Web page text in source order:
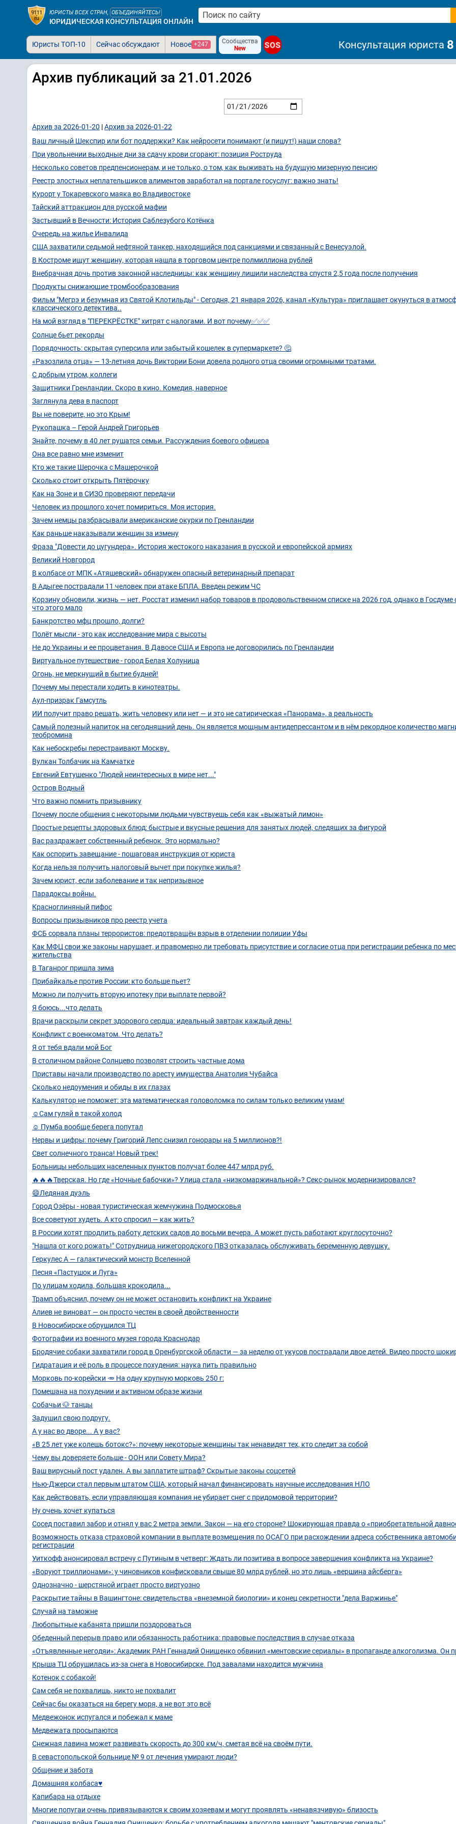
ЮРИСТЫ ВСЕХ СТРАН, ОБЪЕДИНЯЙТЕСЬ!
ЮРИДИЧЕСКАЯ КОНСУЛЬТАЦИЯ ОНЛАЙН
Юристы ТОП-10 Сейчас обсуждают Новое +247
Сообщества
New
SOS Консультация юриста
Архив публикаций за 21.01.2026
Архив за 2026-01-20 |Архив за 2026-01-22
Ваш личный Шекспир или бот поддержки? Как нейросети понимают (и пишут!) наши слова?
При увольнении выходные дни за сдачу крови сгорают: позиция Роструда
Несколько советов предпенсионерам, и не только, о том, как выживать на будущую мизерную пенсию
Реестр злостных неплательщиков алиментов заработал на портале госуслуг: важно знать!
Курорт у Токаревского маяка во Владивостоке
Тайский аттракцион для русской мафии
Застывший в Вечности: История Саблезубого Котёнка
Очередь на жилье Инвалида
США захватили седьмой нефтяной танкер, находящийся под санкциями и связанный с Венесуэлой.
В Костроме ищут женщину, которая нашла в торговом центре полмиллиона рублей
Внебрачная дочь против законной наследницы: как женщину лишили наследства спустя 2,5 года после получения
Продукты снижающие тромбообразования
Фильм "Мегрэ и безумная из Святой Клотильды" - Сегодня, 21 января 2026, канал «Культура» приглашает окунуться в
классического детектива..
На мой взгляд в "ПЕРЕКРЁСТКЕ" хитрят с налогами. И вот почему✅✅✅
Солнце бьет рекорды
Порядочность: скрытая суперсила или забытый кошелек в супермаркете? 🤔
«Разозлила отца» — 13-летняя дочь Виктории Бони довела родного отца своими огромными тратами.
С добрым утром, коллеги
Защитники Гренландии. Скоро в кино. Комедия, наверное
Заглянула дева в паспорт
Вы не поверите, но это Крым!
Рукопашка – Герой Андрей Григорьев
Знайте, почему в 40 лет рушатся семьи. Рассуждения боевого офицера
Она все равно мне изменит
Кто же такие Шерочка с Машерочкой
Сколько стоит открыть Пятёрочку
Как на Зоне и в СИЗО проверяют передачи
Человек из прошлого хочет помириться. Моя история.
Зачем немцы разбрасывали американские окурки по Гренландии
Как раньше наказывали женщин за измену
Фраза "Довести до цугундера». История жестокого наказания в русской и европейской армиях
Великий Новгород
В колбасе от МПК «Атяшевский» обнаружен опасный ветеринарный препарат
В Адыгее пострадали 11 человек при атаке БПЛА. Введен режим ЧС
Корзину обновили, жизнь — нет. Росстат изменил набор товаров в продовольственном списке на 2026 год, однако в Госдуме
что этого мало
Банкротство мфц прошло, долги?
Полёт мысли - это как исследование мира с высоты
Не до Украины и ее процветания. В Давосе США и Европа не договорились по Гренландии
Виртуальное путешествие - город Белая Холуница
Огонь, не меркнущий в бытие будней!
Почему мы перестали ходить в кинотеатры.
Аул-призрак Гамсутль
ИИ получит право решать, жить человеку или нет — и это не сатирическая «Панорама», а реальность
Самый полезный напиток на сегодняшний день. Он является мощным антидепрессантом и в нём рекордное количество
теобромина
Как небоскребы перестраивают Москву.
Вулкан Толбачик на Камчатке
Евгений Евтушенко "Людей неинтересных в мире нет..."
Остров Водный
Что важно помнить призывнику
Почему после общения с некоторыми людьми чувствуешь себя как «выжатый лимон»
Простые рецепты здоровых блюд: быстрые и вкусные решения для занятых людей, следящих за фигурой
Вас раздражает собственный ребенок. Это нормально?
Как оспорить завещание - пошаговая инструкция от юриста
Когда нельзя получить налоговый вычет при покупке жилья?
Зачем юрист, если заболевание и так непризывное
Парадоксы войны.
Красноглиняный пифос
Вопросы призывников про реестр учета
ФСБ сорвала планы террористов: предотвращён взрыв в отделении полиции Уфы
Как МФЦ свои же законы нарушает, и правомерно ли требовать присутствие и согласие отца при регистрации ребенка по
жительства
В Таганрог пришла зима
Прибайкалье против России: кто больше пьет?
Можно ли получить вторую ипотеку при выплате первой?
Я боюсь...что делать
Врачи раскрыли секрет здорового сердца: идеальный завтрак каждый день!
Конфликт с военкоматом. Что делать?
Я от тебя вдали мой Бог
В столичном районе Солнцево позволят строить частные дома
Приставы начали производство по аресту имущества Анатолия Чубайса
Сколько недоумения и обиды в их глазах
Калькулятор не поможет: эта математическая головоломка по силам только великим умам!
☺️Сам гуляй в такой холод
☺️ Пумба вообще берега попутал
Нервы и цифры: почему Григорий Лепс снизил гонорары на 5 миллионов?!
Свет солнечного транса! Новый трек!
Больницы небольших населенных пунктов получат более 447 млрд руб.
🔥🔥🔥Тверская. Но где «Ночные бабочки»? Улица стала «низкомаржинальной»? Секс-рынок модернизировался?
😄Ледяная дуэль
Город Озёры - новая туристическая жемчужина Подмосковья
Все советуют худеть. А кто спросил — как жить?
В России хотят продлить работу детских садов до восьми вечера. А может пусть работают круглосуточно?
"Нашла от кого рожать!" Сотрудница нижегородского ПВЗ отказалась обслуживать беременную девушку.
Геркулес A — галактический монстр Вселенной
Песня «Пастушок и Луга»
По улицам ходила, большая крокодила...
Трамп объяснил, почему он не может остановить конфликт на Украине
Алиев не виноват — он просто честен в своей двойственности
В Новосибирске обрушился ТЦ
Фотографии из военного музея города Краснодар
Бродячие собаки захватили город в Оренбургской области — за неделю от укусов пострадали двое детей. Видео просто
Гидратация и её роль в процессе похудения: наука пить правильно
Морковь по-корейски 🥕 На одну крупную морковь 250 г:
Помешана на похудении и активном образе жизни
Собачьи 🐶 танцы
Задушил свою подругу.
А у нас во дворе... А у вас?
«В 25 лет уже колешь ботокс?»: почему некоторые женщины так ненавидят тех, кто следит за собой
Чему вы доверяете больше - ООН или Совету Мира?
Ваш вирусный пост удален. А вы заплатите штраф? Скрытые законы соцсетей
Нью-Джерси стал первым штатом США, который начал финансировать научные исследования НЛО
Как действовать, если управляющая компания не убирает снег с придомовой территории?
Ну очень хочет купаться
Сосед поставил забор и отнял у вас 2 метра земли. Закон — на его стороне? Шокирующая правда о «приобретательной
Возможность отказа страховой компании в выплате возмещения по ОСАГО при расхождении адреса собственника
регистрации
Уиткофф анонсировал встречу с Путиным в четверг: Ждать ли позитива в вопросе завершения конфликта на Украине?
«Воруют триллионами»: у чиновников конфисковали свыше 80 млрд рублей, но это лишь «вершина айсберга»
Однозначно - шерстяной играет просто виртуозно
Раскрытие тайны в Вашингтоне: свидетельства «внеземной биологии» и конец секретности "дела Варжинье"
Случай на таможне
Любопытные кабанята пришли поздороваться
Обеденный перерыв право или обязанность работника: правовые последствия в случае отказа
«Отъявленные негодяи»: Академик РАН Геннадий Онищенко обвинил «ментовские сериалы» в пропаганде алкоголизма. Он
Крыша ТЦ обрушилась из-за снега в Новосибирске. Под завалами находится мужчина
Котенок с собакой!
Сам себя не похвалишь, никто не похвалит
Сейчас бы оказаться на берегу моря, а не вот это всё
Медвежонок испугался и побежал к маме
Медвежата просыпаются
Снежная лавина может развивать скорость до 300 км/ч, сметая всё на своём пути.
В севастопольской больнице № 9 от лечения умирают люди?
Общение и забота
Домашняя колбаса♥️
Капибара на отдыхе
Многие попугаи очень привязываются к своим хозяевам и могут проявлять «ненавязчивую» близость